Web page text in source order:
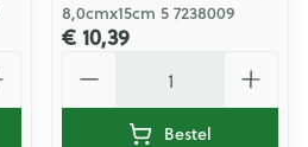
8,0cmx15cm 5 7238009
€ 10,39
Bestel